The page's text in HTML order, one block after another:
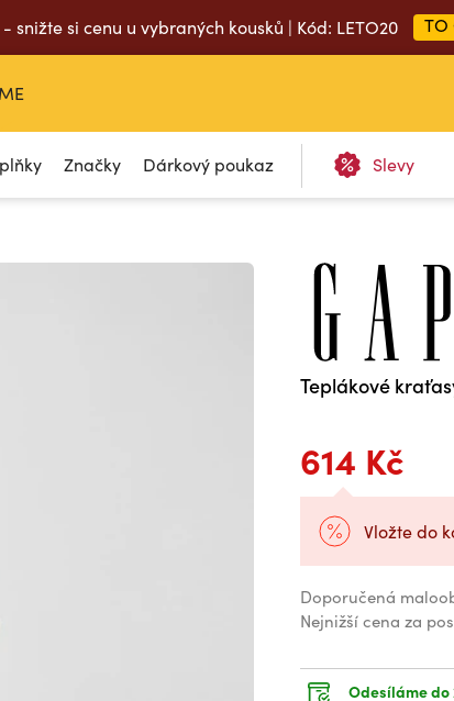
si cenu u vybraných kousků | Kód: LETO20 TO
Značky Dárkový poukaz Slevy
Teplákové
614 Kč
Vložte do
Doporučená
Nejnižší cena za
Odesíláme do